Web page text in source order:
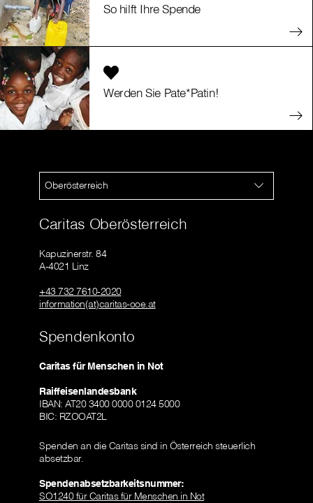
So hilft Ihre Spende
Werden Sie Pate*Patin!
Oberösterreich
Caritas Oberösterreich
Kapuzinerstr. 84
A-4021 Linz
+43 732 7610-2020
information(at)caritas-ooe.at
Spendenkonto
Caritas für Menschen in Not
Raiffeisenlandesbank
IBAN: AT20 3400 0000 0124 5000
BIC: RZOOAT2L
Spenden an die Caritas sind in Österreich steuerlich
absetzbar.
Spendenabsetzbarkeitsnummer:
SO1240 für Caritas für Menschen in Not